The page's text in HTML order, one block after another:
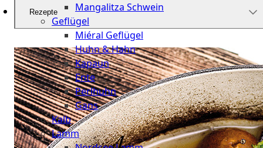
Mangalitza Schwein
Geflügel
Miéral Geflügel
Huhn & Hahn
Kapaun
Ente
Perlhuhn
Gans
Kalb
Lamm
Rezepte